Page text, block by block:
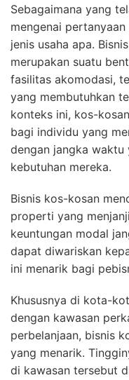
Sebagaimana yang
mengenai
jenis usaha apa.
merupakan suatu
fasilitas akomodasi,
yang membutuhkan
konteks ini, kos-
bagi individu yang
dengan jangka waktu
kebutuhan mereka.
Bisnis kos-kosan
properti yang
keuntungan modal
dapat diwariskan
ini menarik bagi
Khususnya di kota-
dengan kawasan
perbelanjaan, bisnis
yang menarik.
di kawasan tersebut